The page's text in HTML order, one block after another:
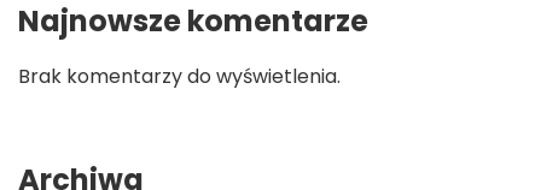
Najnowsze komentarze
Brak komentarzy do wyświetlenia.
Archiwa